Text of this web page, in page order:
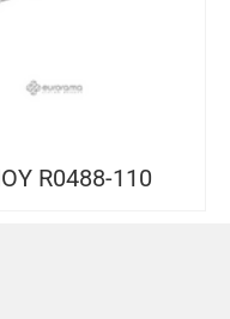
R0488-110